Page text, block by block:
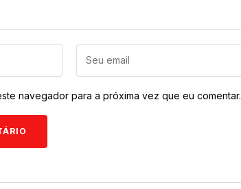
navegador para a próxima vez que eu comentar.